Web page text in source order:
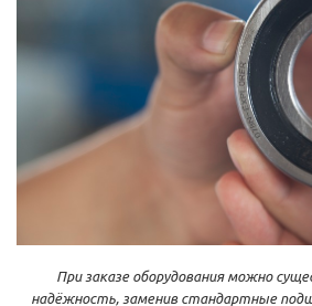
При заказе оборудования можно
надёжность, заменив стандартные